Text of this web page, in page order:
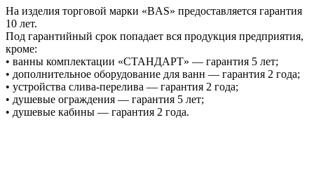
На изделия торговой марки «BAS» предоставляется гарантия
10 лет.
Под гарантийный срок попадает вся продукция предприятия,
кроме:
• ванны комплектации «СТАНДАРТ» — гарантия 5 лет;
• дополнительное оборудование для ванн — гарантия 2 года;
• устройства слива-перелива — гарантия 2 года;
• душевые ограждения — гарантия 5 лет;
• душевые кабины — гарантия 2 года.